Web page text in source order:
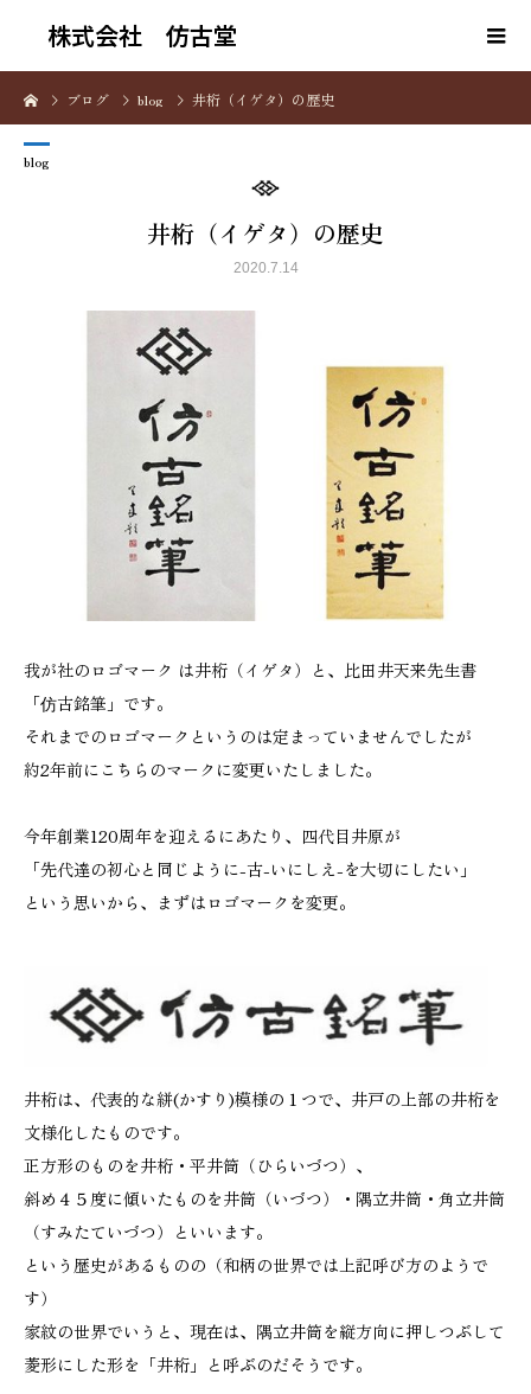
株式会社 仿古堂
ブログ blog 井桁（イゲタ）の歴史
blog
井桁（イゲタ）の歴史
2020.7.14
我が社のロゴマーク は井桁（イゲタ）と、比田井天来先生書
「仿古銘筆」です。
それまでのロゴマークというのは定まっていませんでしたが
約2年前にこちらのマークに変更いたしました。
今年創業120周年を迎えるにあたり、四代目井原が
「先代達の初心と同じように-古-いにしえ-を大切にしたい」
という思いから、まずはロゴマークを変更。
井桁は、代表的な絣(かすり)模様の１つで、井戸の上部の井桁を
文様化したものです。
正方形のものを井桁・平井筒（ひらいづつ）、
斜め４５度に傾いたものを井筒（いづつ）・隅立井筒・角立井筒
（すみたていづつ）といいます。
という歴史があるものの（和柄の世界では上記呼び方のようで
す）
家紋の世界でいうと、現在は、隅立井筒を縦方向に押しつぶして
菱形にした形を「井桁」と呼ぶのだそうです。